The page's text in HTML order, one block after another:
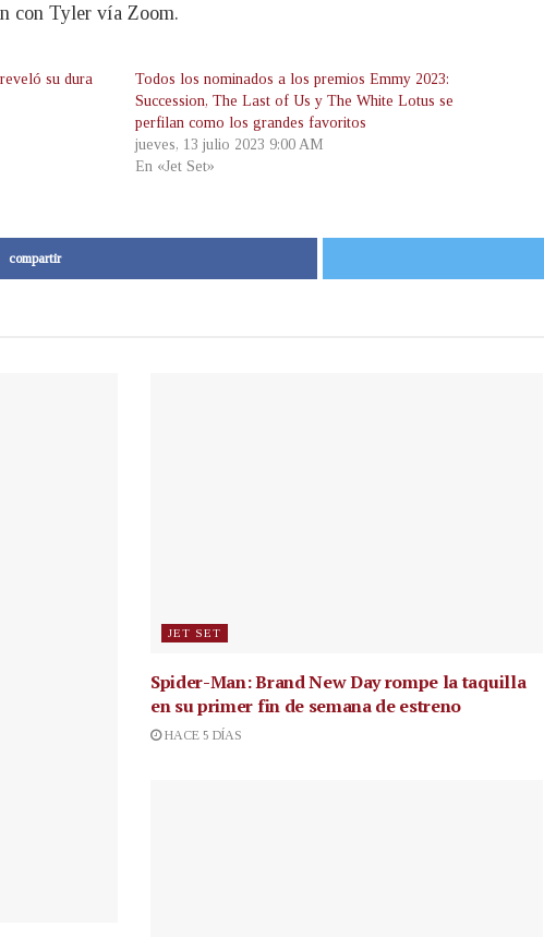
con Tyler vía Zoom.
su dura
Todos los nominados a los premios Emmy 2023:
Succession, The Last of Us y The White Lotus se
perfilan como los grandes favoritos
jueves, 13 julio 2023 9:00 AM
En «Jet Set»
compartir
JET SET
Spider-Man: Brand New Day rompe la taquilla
en su primer fin de semana de estreno
HACE 5 DÍAS